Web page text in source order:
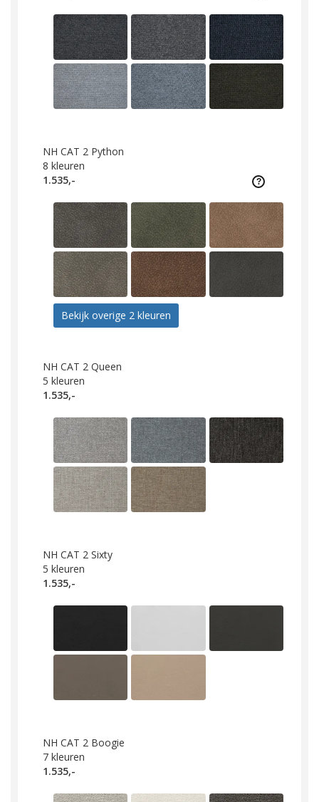
NH CAT 2 Python
8 kleuren
1.535,-
Bekijk overige 2 kleuren
NH CAT 2 Queen
5 kleuren
1.535,-
NH CAT 2 Sixty
5 kleuren
1.535,-
NH CAT 2 Boogie
7 kleuren
1.535,-